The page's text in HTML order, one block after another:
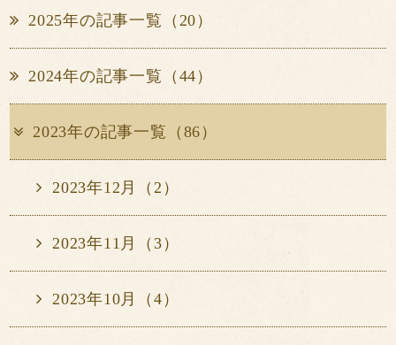
2025年の記事一覧（20）
2024年の記事一覧（44）
2023年の記事一覧（86）
2023年12月（2）
2023年11月（3）
2023年10月（4）